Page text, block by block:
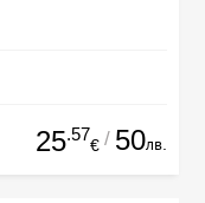
25.57
€ / 50лв.